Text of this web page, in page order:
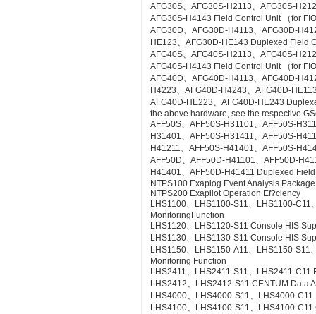
AFG30S、AFG30S-H2113、AFG30S-
AFG30S-H4143 Field Control Unit （for
AFG30D、AFG30D-H4113、AFG30D-
HE123、AFG30D-HE143 Duplexed Field
AFG40S、AFG40S-H2113、AFG40S-
AFG40S-H4143 Field Control Unit （for
AFG40D、AFG40D-H4113、AFG40D-
H4223、AFG40D-H4243、AFG40D-
AFG40D-HE223、AFG40D-HE243
the above hardware, see the respective
AFF50S、AFF50S-H31101、AFF50S-
H31401、AFF50S-H31411、AFF50S-
H41211、AFF50S-H41401、AFF50S-
AFF50D、AFF50D-H41101、AFF50D-
H41401、AFF50D-H41411 Duplexed
NTPS100 Exaplog Event Analysis Package
NTPS200 Exapilot Operation Ef?ciency
LHS1100、LHS1100-S11、LHS1100-
MonitoringFunction
LHS1120、LHS1120-S11 Console HIS
LHS1130、LHS1130-S11 Console HIS
LHS1150、LHS1150-A11、LHS1150-
Monitoring Function
LHS2411、LHS2411-S11、LHS2411-
LHS2412、LHS2412-S11 CENTUM Data
LHS4000、LHS4000-S11、LHS4000-
LHS4100、LHS4100-S11、LHS4100-